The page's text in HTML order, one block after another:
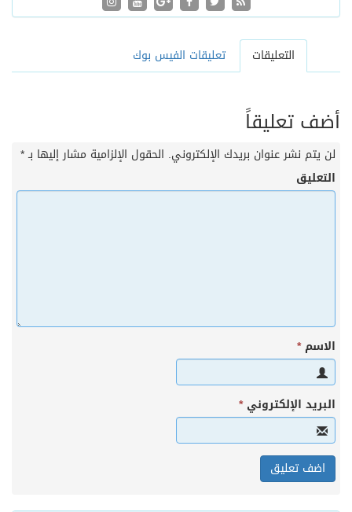
التعليقات تعليقات الفيس بوك
أضف تعليقاً
لن يتم نشر عنوان بريدك الإلكتروني. الحقول الإلزامية مشار إليها بـ*
التعليق
الاسم*
البريد الإلكتروني*